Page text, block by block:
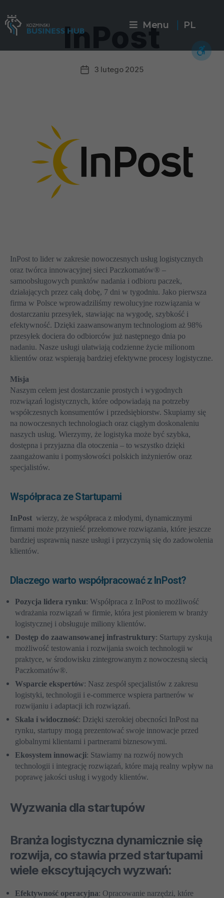
Menu PL
InPost
3 lutego 2025
InPost to lider w zakresie nowoczesnych usług logistycznych
oraz twórca innowacyjnej sieci Paczkomatów® –
samoobsługowych punktów nadania i odbioru paczek,
działających przez całą dobę, 7 dni w tygodniu. Jako pierwsza
firma w Polsce wprowadziliśmy rewolucyjne rozwiązania w
dostarczaniu przesyłek, stawiając na wygodę, szybkość i
efektywność. Dzięki zaawansowanym technologiom aż 98%
przesyłek dociera do odbiorców już następnego dnia po
nadaniu. Nasze usługi ułatwiają codzienne życie milionom
klientów oraz wspierają bardziej efektywne procesy logistyczne.
Misja
Naszym celem jest dostarczanie prostych i wygodnych
rozwiązań logistycznych, które odpowiadają na potrzeby
współczesnych konsumentów i przedsiębiorstw. Skupiamy się
na nowoczesnych technologiach oraz ciągłym doskonaleniu
naszych usług. Wierzymy, że logistyka może być szybka,
dostępna i przyjazna dla otoczenia – to wszystko dzięki
zaangażowaniu i pomysłowości polskich inżynierów oraz
specjalistów.
Współpraca ze Startupami
InPost wierzy, że współpraca z młodymi, dynamicznymi
firmami może przynieść przełomowe rozwiązania, które jeszcze
bardziej usprawnią nasze usługi i przyczynią się do zadowolenia
klientów.
Dlaczego warto współpracować z InPost?
Pozycja lidera rynku: Współpraca z InPost to możliwość
wdrażania rozwiązań w firmie, która jest pionierem w branży
logistycznej i obsługuje miliony klientów.
Dostęp do zaawansowanej infrastruktury: Startupy zyskują
możliwość testowania i rozwijania swoich technologii w
praktyce, w środowisku zintegrowanym z nowoczesną siecią
Paczkomatów®.
Wsparcie ekspertów: Nasz zespół specjalistów z zakresu
logistyki, technologii i e-commerce wspiera partnerów w
rozwijaniu i adaptacji ich rozwiązań.
Skala i widoczność: Dzięki szerokiej obecności InPost na
rynku, startupy mogą prezentować swoje innowacje przed
globalnymi klientami i partnerami biznesowymi.
Ekosystem innowacji: Stawiamy na rozwój nowych
technologii i integrację rozwiązań, które mają realny wpływ na
poprawę jakości usług i wygody klientów.
Wyzwania dla startupów
Branża logistyczna dynamicznie się
rozwija, co stawia przed startupami
wiele ekscytujących wyzwań:
Efektywność operacyjna: Opracowanie narzędzi, które